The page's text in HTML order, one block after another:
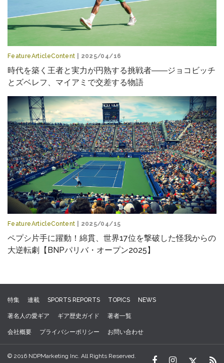
FeatureArticleContent | 2025/04/16
時代を築く王者と実力が円熟する挑戦者――ジョコビッチ
とズベレフ、マイアミで交差する物語
FeatureArticleContent | 2025/04/15
ペプシ片手に躍動！綿貫、世界17位を撃破した怪我からの
大逆転劇【BNPパリバ・オープン2025】
特集 連載 SPORTS REPORTS TOPICS NEWS
著名人の愛ギア ギア歴史ガイド 著者一覧
会社概要 プライバシーポリシー お問い合わせ
© 2016 NDPMarketing Inc. All Rights Reserved.